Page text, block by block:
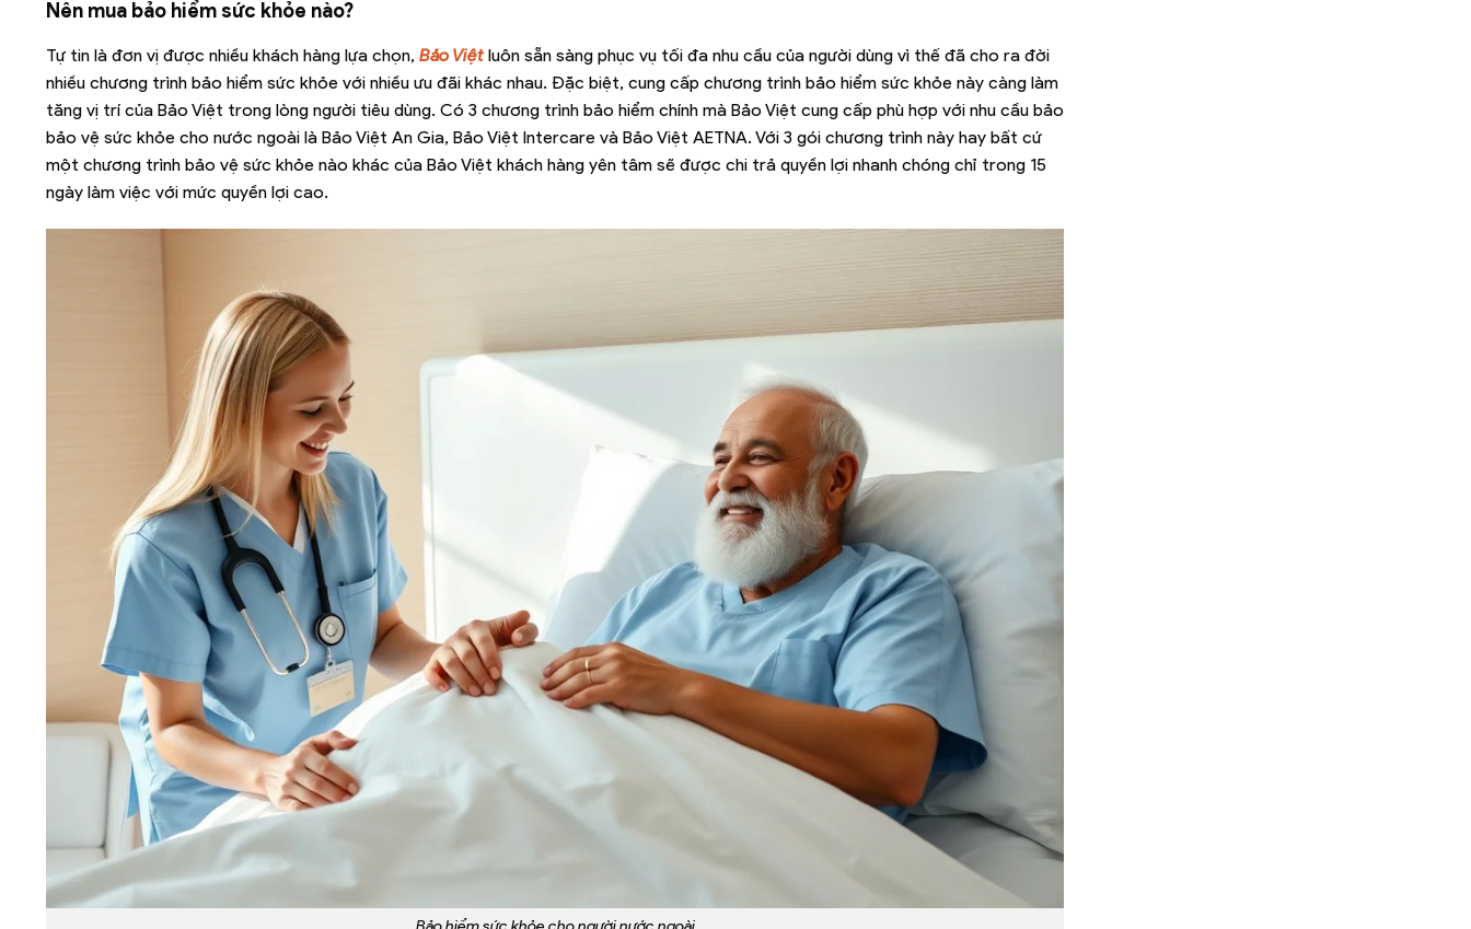
Nên mua bảo hiểm sức khỏe nào?
Tự tin là đơn vị được nhiều khách hàng lựa chọn, Bảo Việtluôn sẵn sàng phục vụ tối đa nhu cầu của người dùng vì thế đã cho ra đời
nhiều chương trình bảo hiểm sức khỏe với nhiều ưu đãi khác nhau. Đặc biệt, cung cấp chương trình bảo hiểm sức khỏe này càng làm
tăng vị trí của Bảo Việt trong lòng người tiêu dùng. Có 3 chương trình bảo hiểm chính mà Bảo Việt cung cấp phù hợp với nhu cầu bảo
bảo vệ sức khỏe cho nước ngoài là Bảo Việt An Gia, Bảo Việt Intercare và Bảo Việt AETNA. Với 3 gói chương trình này hay bất cứ
một chương trình bảo vệ sức khỏe nào khác của Bảo Việt khách hàng yên tâm sẽ được chi trả quyền lợi nhanh chóng chỉ trong 15
ngày làm việc với mức quyền lợi cao.